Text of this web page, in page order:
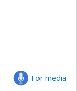
For media